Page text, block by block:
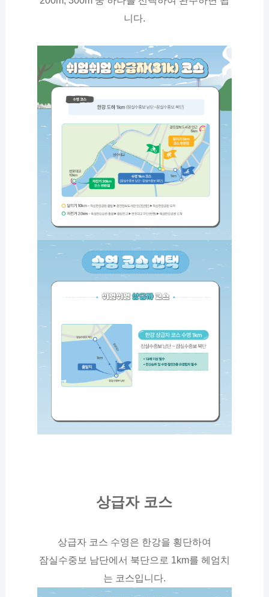
니다.
상급자 코스
상급자 코스 수영은 한강을 횡단하여
잠실수중보 남단에서 북단으로 1km를 헤엄치
는 코스입니다.